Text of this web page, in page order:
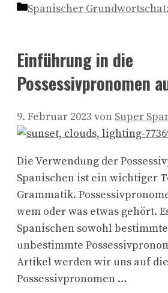
Kategorien
Spanischer
Einführung in die
Possessivpronomen
9. Februar 2023 von Super
Die Verwendung der
Spanischen ist ein wichtiger
Grammatik.
wem oder was etwas gehört.
Spanischen sowohl
unbestimmte
Artikel werden wir uns auf
Possessivpronomen …